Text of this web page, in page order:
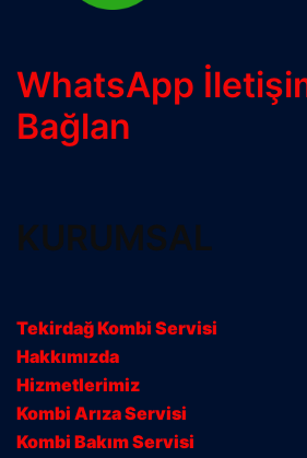
WhatsApp
Bağlan
KURUMSAL
Tekirdağ Kombi Servisi
Hakkımızda
Hizmetlerimiz
Kombi Arıza Servisi
Kombi Bakım Servisi